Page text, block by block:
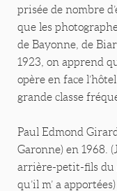
prisée de nombre
que les
de Bayonne, de
1923, on apprend
opère en face
grande classe
Paul Edmond
Garonne) en 1968.
arrière-petit-fils du
qu’il m’ a apportées)